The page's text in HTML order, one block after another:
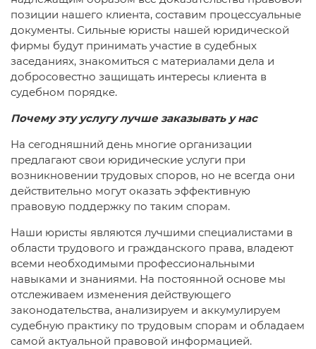
позиции нашего клиента, составим процессуальные
документы. Сильные юристы нашей юридической
фирмы будут принимать участие в судебных
заседаниях, знакомиться с материалами дела и
добросовестно защищать интересы клиента в
судебном порядке.
Почему эту услугу лучше заказывать у нас
На сегодняшний день многие организации
предлагают свои юридические услуги при
возникновении трудовых споров, но не всегда они
действительно могут оказать эффективную
правовую поддержку по таким спорам.
Наши юристы являются лучшими специалистами в
области трудового и гражданского права, владеют
всеми необходимыми профессиональными
навыками и знаниями. На постоянной основе мы
отслеживаем изменения действующего
законодательства, анализируем и аккумулируем
судебную практику по трудовым спорам и обладаем
самой актуальной правовой информацией.